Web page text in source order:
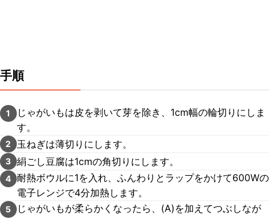
手順
1
じゃがいもは皮を剥いて芽を除き、1cm幅の輪切りにしま
す。
2 玉ねぎは薄切りにします。
3 絹ごし豆腐は1cmの角切りにします。
4 耐熱ボウルに1を入れ、ふんわりとラップをかけて600Wの
電子レンジで4分加熱します。
5
じゃがいもが柔らかくなったら、(A)を加えてつぶしなが